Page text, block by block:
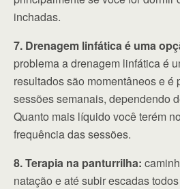
inchadas.
7. Drenagem linfática é uma
problema a drenagem linfática é
resultados são momentâneos e é
sessões semanais, dependendo
Quanto mais líquido você terém
frequência das sessões.
8. Terapia na panturrilha:
natação e até subir escadas